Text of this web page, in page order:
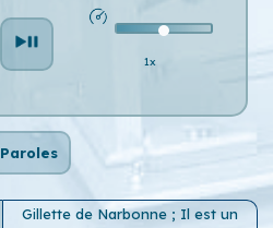
1x
Paroles
Gillette de Narbonne ; Il est un